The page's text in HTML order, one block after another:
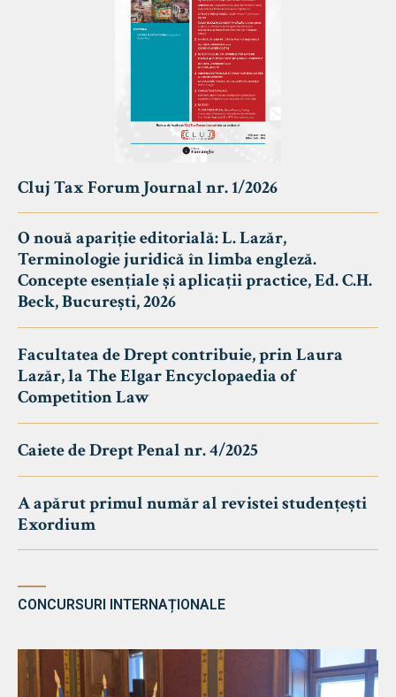
Cluj Tax Forum Journal nr. 1/2026
O nouă apariție editorială: L. Lazăr,
Terminologie juridică în limba engleză.
Concepte esențiale și aplicații practice, Ed. C.H.
Beck, București, 2026
Facultatea de Drept contribuie, prin Laura
Lazăr, la The Elgar Encyclopaedia of
Competition Law
Caiete de Drept Penal nr. 4/2025
A apărut primul număr al revistei studențești
Exordium
CONCURSURI INTERNAȚIONALE